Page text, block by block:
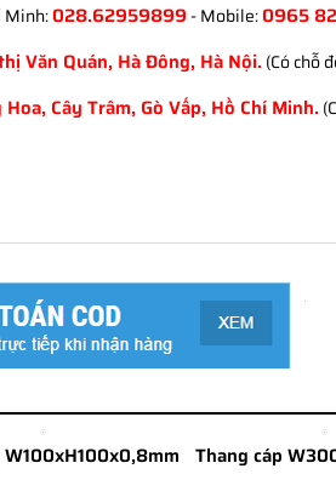
Minh:028.62959899 - Mobile:0965
Văn Quán, Hà Đông, Hà Nội.(Có chỗ
Cây Trâm, Gò Vấp, Hồ Chí Minh.
W100xH100x0,8mm Thang cáp